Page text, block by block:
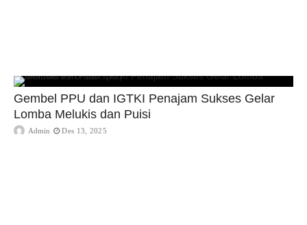
Gembel PPU dan IGTKI Penajam Sukses Gelar
Lomba Melukis dan Puisi
Admin Des 13, 2025